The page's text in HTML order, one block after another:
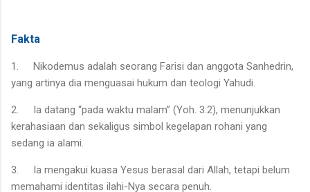
Fakta
1.
Nikodemus adalah seorang Farisi dan anggota Sanhedrin,
yang artinya dia menguasai hukum dan teologi Yahudi.
2.
Ia datang “pada waktu malam” (Yoh. 3:2), menunjukkan
kerahasiaan dan sekaligus simbol kegelapan rohani yang
sedang ia alami.
3.
Ia mengakui kuasa Yesus berasal dari Allah, tetapi belum
memahami identitas ilahi-Nya secara penuh.